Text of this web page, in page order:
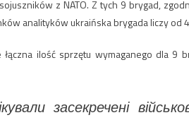
z NATO. Z tych 9 brygad,
analityków ukraińska brygada liczy od
łączna ilość sprzętu wymaganego dla
засекречені